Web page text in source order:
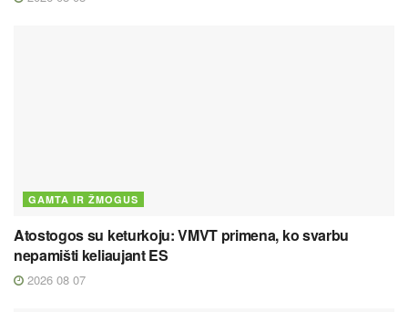
GAMTA IR ŽMOGUS
Atostogos su keturkoju: VMVT primena, ko svarbu
nepamišti keliaujant ES
2026 08 07